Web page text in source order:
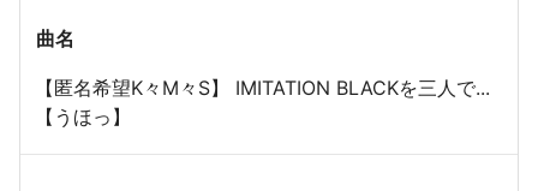
曲名
【匿名希望K々M々S】 IMITATION BLACKを三人で...
【うほっ】